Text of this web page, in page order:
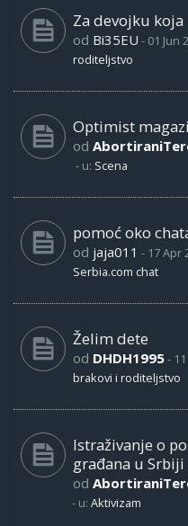
Za devojku koja
od Bi35EU - 01 Jun
roditeljstvo
Optimist
od
- u: Scena
pomoć oko
od jaja011 - 17 Apr
Serbia.com chat
Želim dete
od DHDH1995-
brakovi i roditeljstvo
Istraživanje o
građana u
od
- u: Aktivizam